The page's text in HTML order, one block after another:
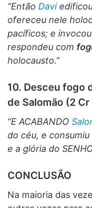
“Então Davi
ofereceu nele
pacíficos; e
respondeu com
holocausto.”
10. Desceu fogo
de Salomão (2 Cr
“E ACABANDO
do céu, e
e a glória do
CONCLUSÃO
Na maioria das